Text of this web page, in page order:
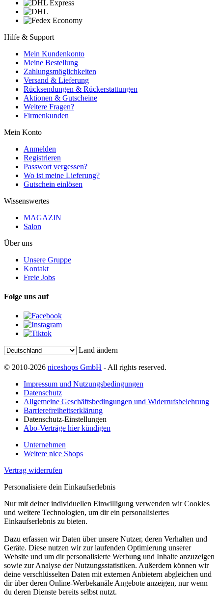
Hilfe & Support
Mein Kundenkonto
Meine Bestellung
Zahlungsmöglichkeiten
Versand & Lieferung
Rücksendungen & Rückerstattungen
Aktionen & Gutscheine
Weitere Fragen?
Firmenkunden
Mein Konto
Anmelden
Registrieren
Passwort vergessen?
Wo ist meine Lieferung?
Gutschein einlösen
Wissenswertes
MAGAZIN
Salon
Über uns
Unsere Gruppe
Kontakt
Freie Jobs
Folge uns auf
Land ändern
© 2010-2026 niceshops GmbH - All rights reserved.
Impressum und Nutzungsbedingungen
Datenschutz
Allgemeine Geschäftsbedingungen und Widerrufsbelehrung
Barrierefreiheitserklärung
Datenschutz-Einstellungen
Abo-Verträge hier kündigen
Unternehmen
Weitere nice Shops
Vertrag widerrufen
Personalisiere dein Einkaufserlebnis
Nur mit deiner individuellen Einwilligung verwenden wir Cookies
und weitere Technologien, um dir ein personalisiertes
Einkaufserlebnis zu bieten.
Dazu erfassen wir Daten über unsere Nutzer, deren Verhalten und
Geräte. Diese nutzen wir zur laufenden Optimierung unserer
Website und um dir personalisierte Werbung und Inhalte anzuzeigen
sowie zur Analyse der Nutzungsstatistiken. Außerdem können wir
deine verschlüsselten Daten mit externen Anbietern abgleichen und
dir über deren Online-Werbekanäle Angebote anzeigen, nur wenn
du deren Dienste bereits selbst nutzt.